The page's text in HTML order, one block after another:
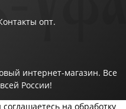
опт.
интернет-магазин. Все
России!
на обработку